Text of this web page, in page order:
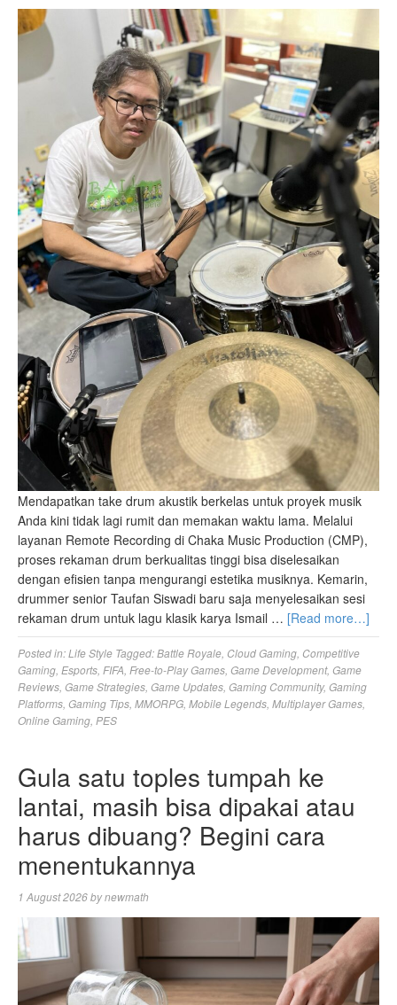
Mendapatkan take drum akustik berkelas untuk proyek musik
Anda kini tidak lagi rumit dan memakan waktu lama. Melalui
layanan Remote Recording di Chaka Music Production (CMP),
proses rekaman drum berkualitas tinggi bisa diselesaikan
dengan efisien tanpa mengurangi estetika musiknya. Kemarin,
drummer senior Taufan Siswadi baru saja menyelesaikan sesi
rekaman drum untuk lagu klasik karya Ismail … [Read more…]
Posted in:Life Style Tagged:Battle Royale Cloud Gaming Competitive
Gaming Esports FIFA Free-to-Play Games Game Development, Game
Reviews Game Strategies Game Updates Gaming Community, Gaming
Platforms Gaming Tips MMORPG Mobile Legends Multiplayer Games
Online Gaming PES
Gula satu toples tumpah ke
lantai, masih bisa dipakai atau
harus dibuang? Begini cara
menentukannya
1 August 2026bynewmath